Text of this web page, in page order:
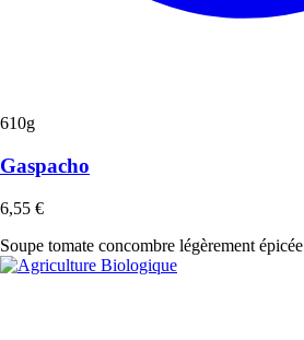
610g
Gaspacho
6,55 €
Soupe tomate concombre légèrement épicée